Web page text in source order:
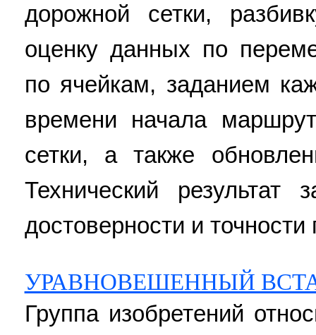
дорожной сетки,
оценку данных по
по ячейкам, заданием
времени начала
сетки, а также
Технический результат
достоверности и
УРАВНОВЕШЕННЫЙ
Группа изобретений